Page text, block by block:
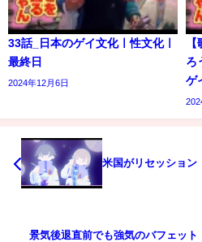
33話_日本のゲイ文化ㅣ性文化ㅣ
最終日
2024年12月6日
ろ
ゲ
米国がリセッション
景気後退直前でも強気のバフェッ